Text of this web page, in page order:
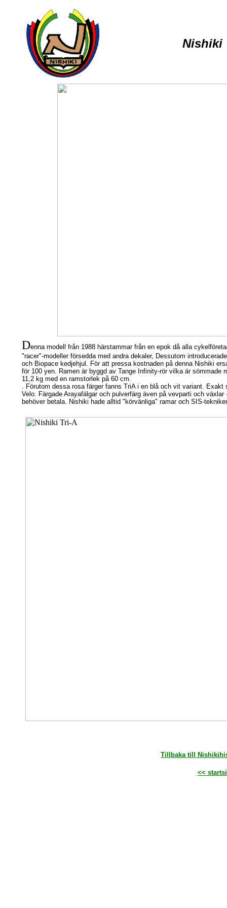
Nishiki
Denna modell från 1988 härstammar från en epok då alla
"racer"-modeller försedda med andra dekaler, Dessutom
och Biopace kedjehjul. För att pressa kostnaden på denna Nishiki
för 100 yen. Ramen är byggd av Tange Infinity-rör vilka är sömmade
11,2 kg med en ramstorlek på 60 cm.
. Förutom dessa rosa färger fanns TriA i en blå och vit variant.
Velo. Färgade Arayafälgar och pulverfärg även på vevparti och
behöver betala. Nishiki hade alltid "körvänliga" ramar och SIS-
Tillbaka till
<<